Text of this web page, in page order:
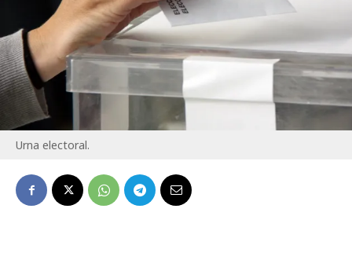
Urna electoral.